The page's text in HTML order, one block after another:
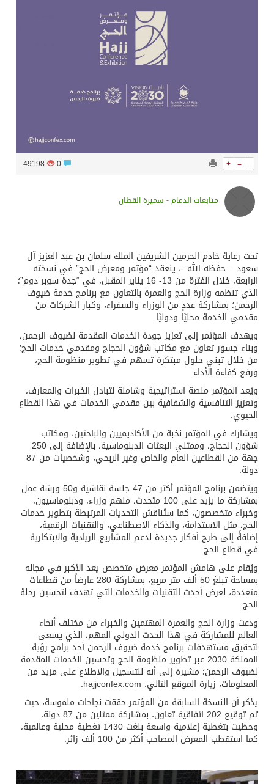
المحكمة العليا غدٍ الخميس هو المكمل لشهر رمضان
+ = -
49198
متابعات الدمام - سميرة القطان
تحت رعاية خادم الحرمين الشريفين الملك سلمان بن عبد العزيز آل
سعود – حفظه الله -، ينعقد “مؤتمر ومعرض الحج” في نسخته
الرابعة، خلال الفترة من 13- 16 يناير المقبل، في “جدة سوبر دوم”؛
الذي تنظمه وزارة الحج والعمرة بالتعاون مع برنامج خدمة ضيوف
الرحمن؛ بمشاركة عددٍ من الوزراء والسفراء، وكبار الشركات من
مقدمي الخدمة محليًا ودوليًا.
ويهدف المؤتمر إلى تعزيز جودة الخدمات المقدمة لضيوف الرحمن،
وبناء جسور تعاون مع مكاتب شؤون الحجاج ومقدمي خدمات الحج؛
من خلال تبني حلول مبتكرة تسهم في تطوير منظومة الحج،
ورفع كفاءة الأداء.
ويُعد المؤتمر منصة استراتيجية وشاملة لتبادل الخبرات والمعارف،
وتعزيز التنافسية والشفافية بين مقدمي الخدمات في هذا القطاع
الحيوي.
ويشارك في المؤتمر نخبة من الأكاديميين والباحثين، ومكاتب
شؤون الحجاج، وممثلي البعثات الدبلوماسية، بالإضافة إلى 250
جهة من القطاعين العام والخاص وغير الربحي، وشخصيات من 87
دولة.
ويتضمن برنامج المؤتمر أكثر من 47 جلسة نقاشية و50 ورشة عمل
بمشاركة ما يزيد على 100 متحدث، منهم وزراء، ودبلوماسيون،
وخبراء متخصصون، كما ستُناقش التحديات المرتبطة بتطوير خدمات
الحج، مثل الاستدامة، والذكاء الاصطناعي، والتقنيات الرقمية،
إضافةً إلى طرح أفكار جديدة لدعم المشاريع الريادية والابتكارية
في قطاع الحج.
ويُقام على هامش المؤتمر معرض متخصص يعد الأكبر في مجاله
بمساحة تبلغ 50 ألف متر مربع، بمشاركة 280 عارضاً من قطاعات
متعددة، لعرض أحدث التقنيات والخدمات التي تهدف لتحسين رحلة
الحج.
ودعت وزارة الحج والعمرة المهتمين والخبراء من مختلف أنحاء
العالم للمشاركة في هذا الحدث الدولي المهم، الذي يسعى
لتحقيق مستهدفات برنامج خدمة ضيوف الرحمن أحد برامج رؤية
المملكة 2030 عبر تطوير منظومة الحج وتحسين الخدمات المقدمة
لضيوف الرحمن؛ مشيرة إلى أنه للتسجيل والاطلاع على مزيد من
المعلومات، زيارة الموقع التالي: hajjconfex.com.
يذكر أن النسخة السابقة من المؤتمر حققت نجاحات ملموسة، حيث
تم توقيع 202 اتفاقية تعاون، بمشاركة ممثلين من 87 دولة،
وحظيت بتغطية إعلامية واسعة بلغت 1430 تغطية محلية وعالمية،
كما استقطب المعرض المصاحب أكثر من 100 ألف زائر.